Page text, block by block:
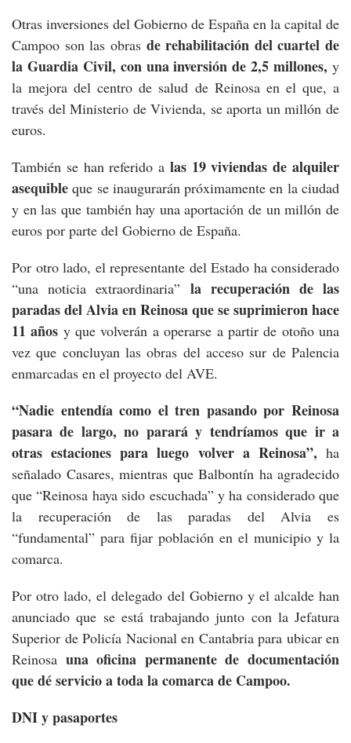
Otras inversiones del Gobierno de España en la capital de
Campoo son las obras de rehabilitación del cuartel de
la Guardia Civil, con una inversión de 2,5 millones, y
la mejora del centro de salud de Reinosa en el que, a
través del Ministerio de Vivienda, se aporta un millón de
euros.
También se han referido a las 19 viviendas de alquiler
asequible que se inaugurarán próximamente en la ciudad
y en las que también hay una aportación de un millón de
euros por parte del Gobierno de España.
Por otro lado, el representante del Estado ha considerado
“una noticia extraordinaria” la recuperación de las
paradas del Alvia en Reinosa que se suprimieron hace
11 años y que volverán a operarse a partir de otoño una
vez que concluyan las obras del acceso sur de Palencia
enmarcadas en el proyecto del AVE.
“Nadie entendía como el tren pasando por Reinosa
pasara de largo, no parará y tendríamos que ir a
otras estaciones para luego volver a Reinosa”, ha
señalado Casares, mientras que Balbontín ha agradecido
que “Reinosa haya sido escuchada” y ha considerado que
la recuperación de las paradas del Alvia es
“fundamental” para fijar población en el municipio y la
comarca.
Por otro lado, el delegado del Gobierno y el alcalde han
anunciado que se está trabajando junto con la Jefatura
Superior de Policía Nacional en Cantabria para ubicar en
Reinosa una oficina permanente de documentación
que dé servicio a toda la comarca de Campoo.
DNI y pasaportes